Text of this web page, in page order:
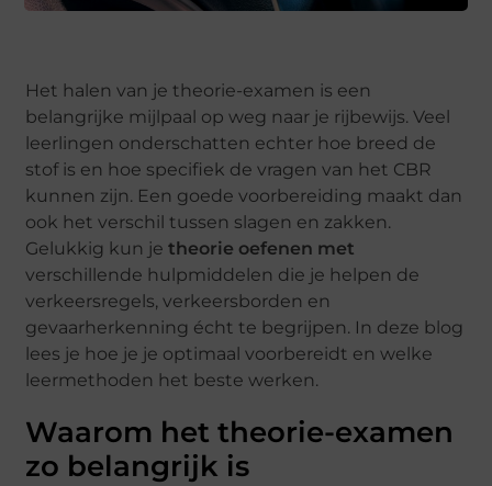
Het halen van je theorie-examen is een
belangrijke mijlpaal op weg naar je rijbewijs. Veel
leerlingen onderschatten echter hoe breed de
stof is en hoe specifiek de vragen van het CBR
kunnen zijn. Een goede voorbereiding maakt dan
ook het verschil tussen slagen en zakken.
Gelukkig kun jetheorie oefenen met
verschillende hulpmiddelen die je helpen de
verkeersregels, verkeersborden en
gevaarherkenning écht te begrijpen. In deze blog
lees je hoe je je optimaal voorbereidt en welke
leermethoden het beste werken.
Waarom het theorie-examen
zo belangrijk is